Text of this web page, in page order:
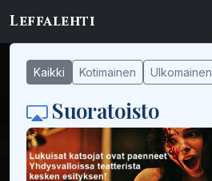
Leffalehti
Kaikki Kotimainen Ulkomainen
Suoratoisto